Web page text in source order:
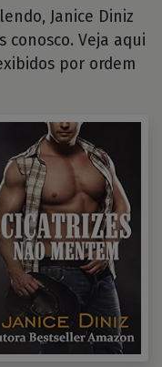
Janice Diniz
conosco. Veja aqui
por ordem